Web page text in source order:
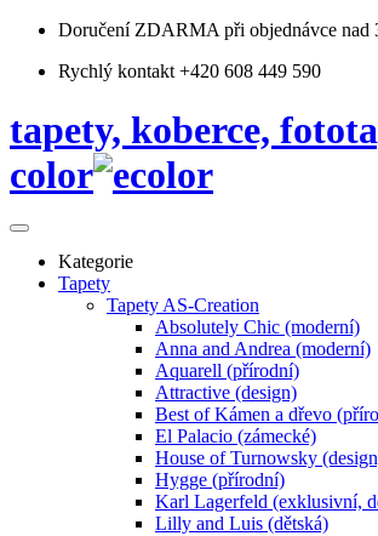
Doručení ZDARMA při objednávce nad
Rychlý kontakt +420 608 449 590
tapety, koberce,
color
Kategorie
Tapety
Tapety AS-Creation
Absolutely Chic (moderní)
Anna and Andrea (moderní)
Aquarell (přírodní)
Attractive (design)
Best of Kámen a dřevo
El Palacio (zámecké)
House of Turnowsky
Hygge (přírodní)
Karl Lagerfeld (exklusivní,
Lilly and Luis (dětská)